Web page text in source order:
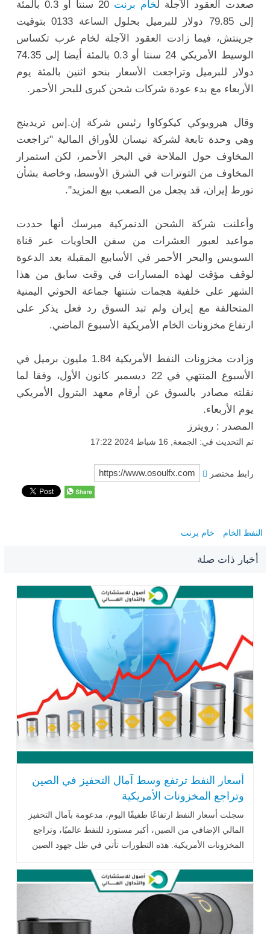
صعدت العقود الآجلة لخام برنت
20 سنتا أو 0.3 بالمئة
إلى 79.85
دولار
للبرميل بحلول الساعة 0133 بتوقيت
جرينتش، فيما زادت العقود الآجلة لخام غرب تكساس
الوسيط الأمريكي 24 سنتا أو 0.3 بالمئة أيضا إلى 74.35
دولار للبرميل وتراجعت الأسعار بنحو اثنين بالمئة يوم
الأربعاء مع بدء عودة شركات شحن كبرى للبحر الأحمر.
وقال هيرويوكي كيكوكاوا رئيس شركة إن.إس تريدينج
وهي وحدة تابعة لشركة نيسان للأوراق المالية "تراجعت
المخاوف حول الملاحة في البحر الأحمر، لكن استمرار
المخاوف من التوترات في الشرق الأوسط، وخاصة بشأن
تورط إيران، قد يجعل من الصعب بيع المزيد".
وأعلنت شركة الشحن الدنمركية ميرسك أنها حددت
مواعيد لعبور العشرات من سفن الحاويات عبر قناة
السويس والبحر الأحمر في الأسابيع المقبلة بعد الدعوة
لوقف مؤقت لهذه المسارات في وقت سابق من هذا
الشهر على خلفية هجمات شنتها جماعة الحوثي اليمنية
المتحالفة مع إيران ولم تبد السوق رد فعل يذكر على
ارتفاع مخزونات الخام الأمريكية الأسبوع الماضي.
وزادت مخزونات النفط الأمريكية 1.84 مليون برميل في
الأسبوع المنتهي في 22 ديسمبر كانون الأول، وفقا لما
نقلته مصادر بالسوق عن أرقام معهد البترول الأمريكي
يوم الأربعاء.
المصدر : رويترز
تم التحديث في: الجمعة, 16 شباط 2024 17:22
رابط مختصر
النفط الخام خام برنت
أخبار ذات صلة
أسعار النفط ترتفع وسط آمال التحفيز في الصين
وتراجع المخزونات الأمريكية
سجلت أسعار النفط ارتفاعًا طفيفًا اليوم، مدعومة بآمال التحفيز
المالي الإضافي من الصين، أكبر مستورد للنفط عالميًا، وتراجع
المخزونات الأمريكية. هذه التطورات تأتي في ظل جهود الصين